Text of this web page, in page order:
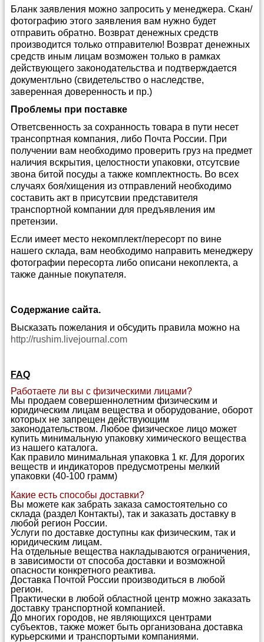
Бланк заявления можно запросить у менеджера. Скан/
фотографию этого заявления вам нужно будет
отправить обратно. Возврат денежных средств
производится только отправителю! Возврат денежных
средств иным лицам возможен только в рамках
действующего законодательства и подтверждается
документльно (свидетельство о наследстве,
заверенная доверенность и пр.)
Проблемы при поставке
Ответсвенность за сохранность товара в пути несет
трансопртная компания, либо Почта России. При
получении вам необходимо проверить груз на предмет
наличия вскрытия, целостности упаковки, отсутсвие
звона битой посуды а также комплектность. Во всех
случаях боя/хищения из отправлений необходимо
составить акт в присутсвии представителя
транспортной компании для предъявления им
претензии.
Если имеет место некомплект/пересорт по вине
нашего склада, вам необходимо направить менеджеру
фотографии пересорта либо описани некоплекта, а
также данные покупателя.
Содержание сайта.
Высказать пожелания и обсудить правила можно на
http://rushim.livejournal.com
FAQ
Работаете ли вы с физическими лицами?
Мы продаем совершеннолетним физическим и
юридическим лицам вещества и оборудование, оборот
которых не запрещен действующим
законодательством. Любое физическое лицо может
купить минимальную упаковку химического вещества
из нашего каталога.
Как правило минимальная упаковка 1 кг. Для дорогих
веществ и индикаторов предусмотрены мелкий
упаковки (40-100 грамм)
Какие есть способы доставки?
Вы можете как забрать заказа самостоятельно со
склада (раздел Контакты), так и заказать доставку в
любой регион России.
Услуги по доставке доступны как физическим, так и
юридическим лицам.
На отдельные вещества накладываются ограничения,
в зависимости от способа доставки и возможной
опасности конкретного реактива.
Доставка Почтой России производиться в любой
регион.
Практически в любой областной центр можно заказать
доставку транспортной компанией.
До многих городов, не являющихся центрами
субъектов, также может быть организована доставка
курьерскими и транспортыми компаниями.